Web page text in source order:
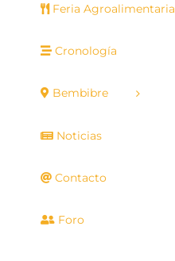
Feria Agroalimentaria
Cronología
Bembibre
Noticias
Contacto
Foro